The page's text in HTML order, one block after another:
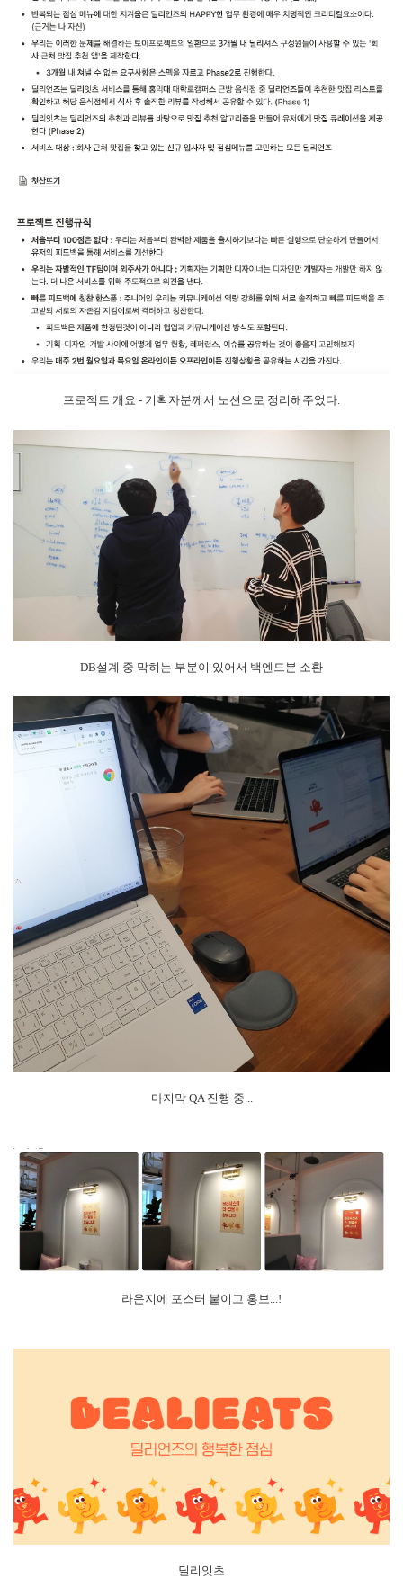
프로젝트 개요 - 기획자분께서 노션으로 정리해주었다.
DB설계 중 막히는 부분이 있어서 백엔드분 소환
마지막 QA 진행 중...
라운지에 포스터 붙이고 홍보...!
딜리잇츠